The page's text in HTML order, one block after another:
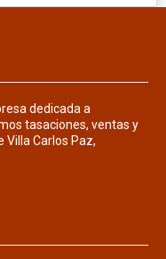
dedicada a
tasaciones, ventas y
Villa Carlos Paz,